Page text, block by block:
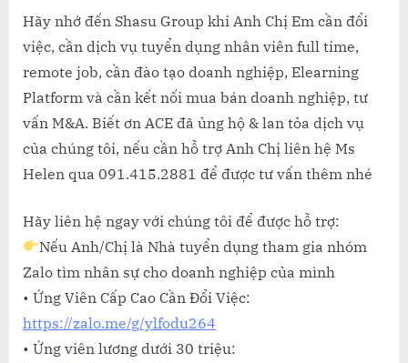
Hãy nhớ đến Shasu Group khi Anh Chị Em cần đổi
việc, cần dịch vụ tuyển dụng nhân viên full time,
remote job, cần đào tạo doanh nghiệp, Elearning
Platform và cần kết nối mua bán doanh nghiệp, tư
vấn M&A. Biết ơn ACE đã ủng hộ & lan tỏa dịch vụ
của chúng tôi, nếu cần hỗ trợ Anh Chị liên hệ Ms
Helen qua 091.415.2881 để được tư vấn thêm nhé
Hãy liên hệ ngay với chúng tôi để được hỗ trợ:
Nếu Anh/Chị là Nhà tuyển dụng tham gia nhóm
Zalo tìm nhân sự cho doanh nghiệp của mình
• Ứng Viên Cấp Cao Cần Đổi Việc:
https://zalo.me/g/ylfodu264
• Ứng viên lương dưới 30 triệu: